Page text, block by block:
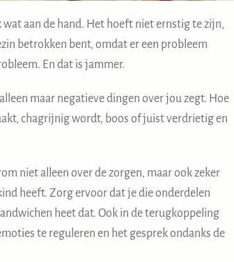
aan de hand. Het hoeft niet ernstig te zijn,
betrokken bent, omdat er een probleem
En dat is jammer.
maar negatieve dingen over jou zegt. Hoe
chagrijnig wordt, boos of juist verdrietig en
niet alleen over de zorgen, maar ook zeker
heeft. Zorg ervoor dat je die onderdelen
heet dat. Ook in de terugkoppeling
te reguleren en het gesprek ondanks de